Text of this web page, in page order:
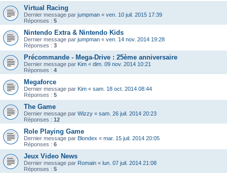
Virtual Racing
Dernier message par jumpman « ven. 10 juil. 2015 17:39
Réponses : 5
Nintendo Extra & Nintendo Kids
Dernier message par jumpman « ven. 14 nov. 2014 19:28
Réponses : 3
Précommande - Mega-Drive : 25ème anniversaire
Dernier message par Kim « dim. 09 nov. 2014 10:21
Réponses : 4
Megaforce
Dernier message par Kim « sam. 18 oct. 2014 08:44
Réponses : 5
The Game
Dernier message par Wizzy « sam. 26 juil. 2014 20:23
Réponses : 12
Role Playing Game
Dernier message par Blondex « mar. 15 juil. 2014 20:05
Réponses : 6
Jeux Video News
Dernier message par Romain « lun. 07 juil. 2014 21:08
Réponses : 5